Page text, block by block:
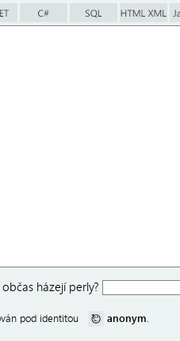
házejí perly?
pod identitou anonym.